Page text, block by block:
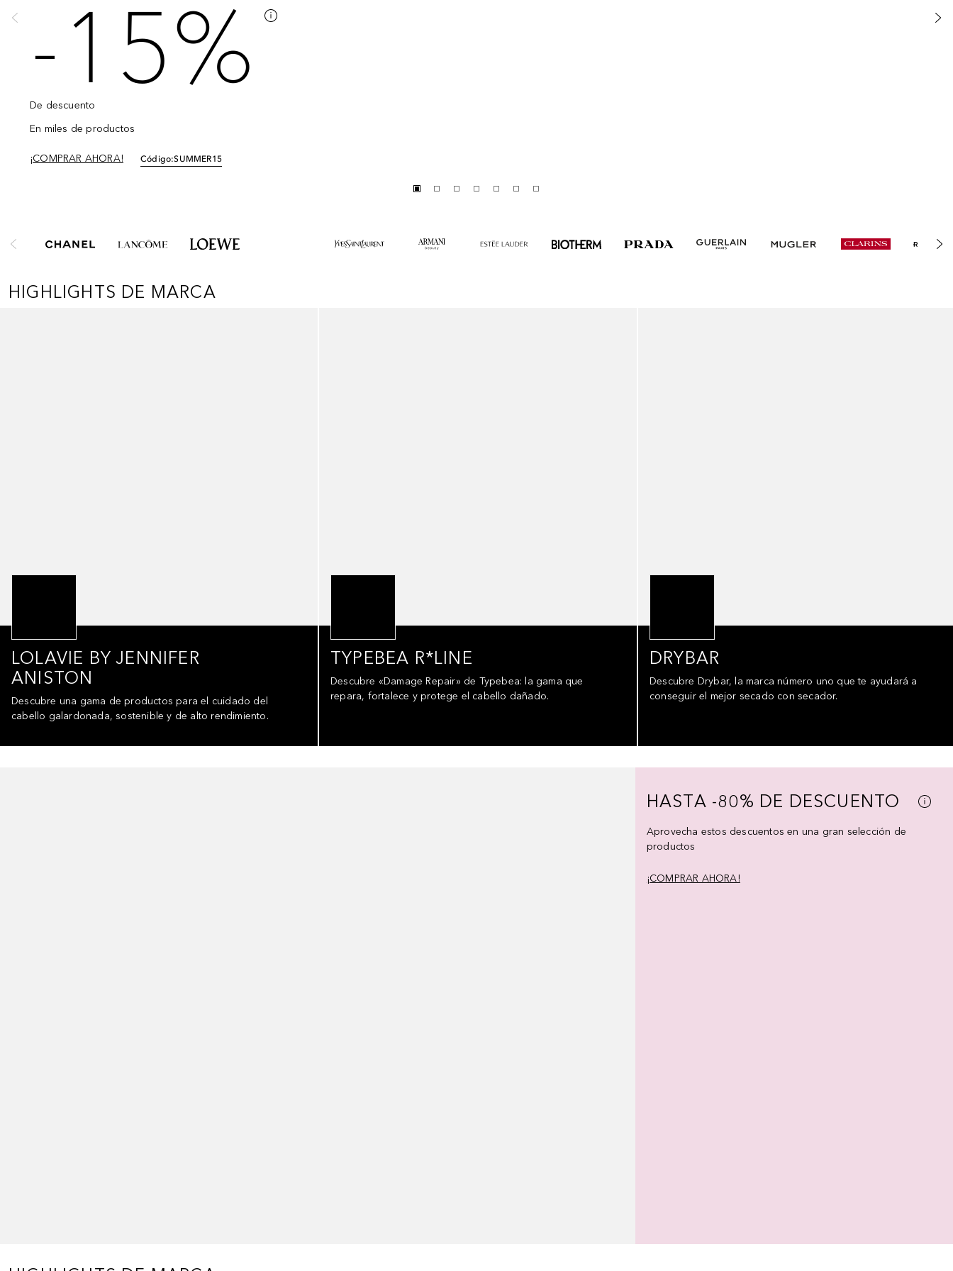
-15%
De descuento
En miles de productos
¡COMPRAR AHORA! Código:SUMMER15
HIGHLIGHTS DE MARCA
LOLAVIE BY JENNIFER
ANISTON
Descubre una gama de productos para el cuidado del
cabello galardonada, sostenible y de alto rendimiento.
TYPEBEA R*LINE
Descubre «Damage Repair» de Typebea: la gama que
repara, fortalece y protege el cabello dañado.
DRYBAR
Descubre Drybar, la marca número uno que te ayudará a
conseguir el mejor secado con secador.
HASTA -80% DE DESCUENTO
Aprovecha estos descuentos en una gran selección de
productos
¡COMPRAR AHORA!